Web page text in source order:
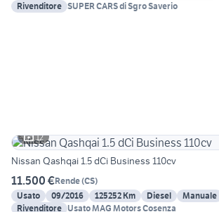
Rivenditore SUPER CARS di Sgro Saverio
12
Nissan Qashqai 1.5 dCi Business 110cv
11.500 €Rende(CS)
Usato
09/2016 125252 Km Diesel Manuale
Rivenditore Usato MAG Motors Cosenza